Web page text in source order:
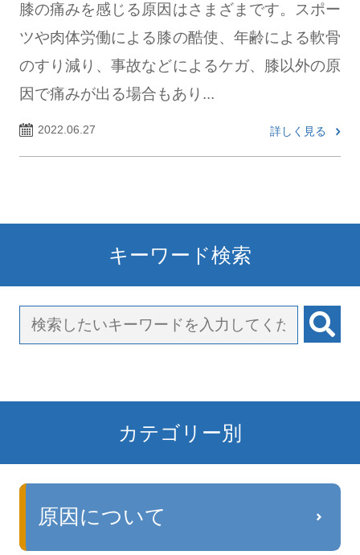
膝の痛みを感じる原因はさまざまです。スポー
ツや肉体労働による膝の酷使、年齢による軟骨
のすり減り、事故などによるケガ、膝以外の原
因で痛みが出る場合もあり...
2022.06.27 詳しく見る
キーワード検索
カテゴリー別
原因について